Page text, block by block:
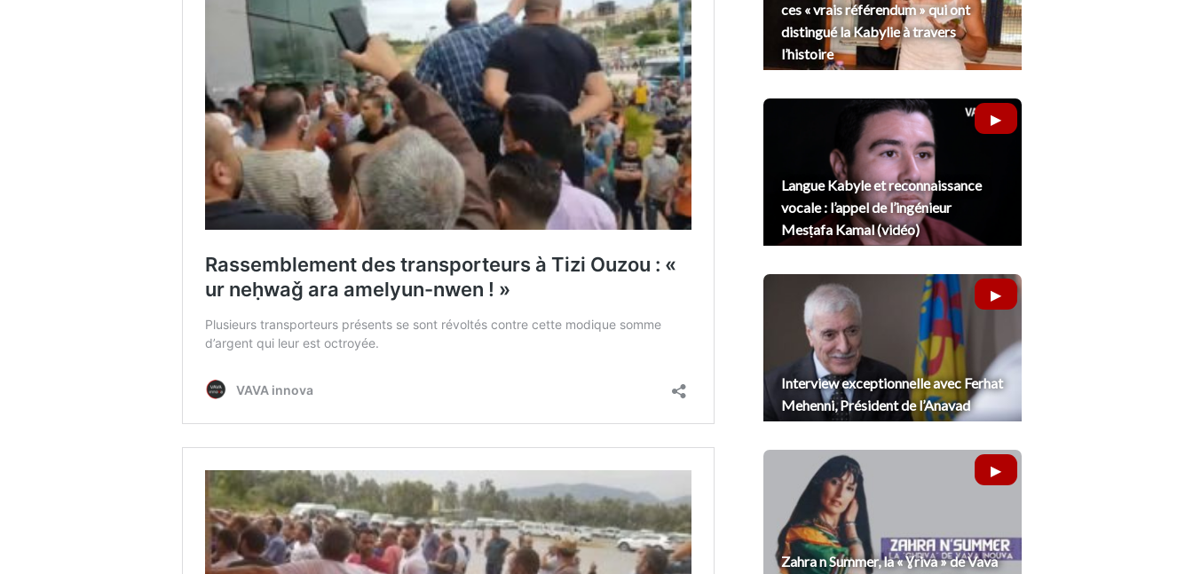
ces « vrais référendum » qui ont
distingué la Kabylie à travers
l’histoire
Langue Kabyle et reconnaissance
vocale : l’appel de l’ingénieur
Mesṭafa Kamal (vidéo)
Interview exceptionnelle avec Ferhat
Mehenni, Président de l’Anavad
Zahra n Summer, la « Ɣriva » de Vava